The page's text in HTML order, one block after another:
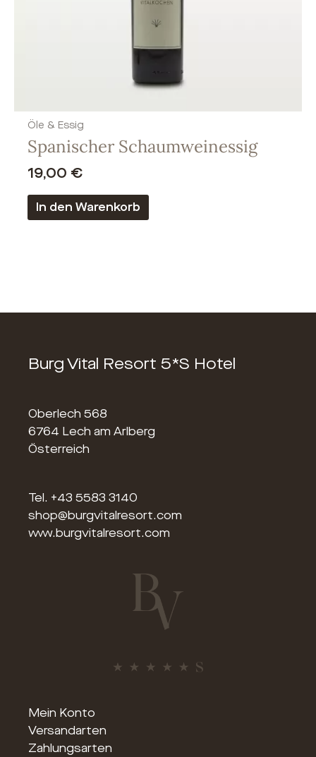
Öle & Essig
Spanischer Schaumweinessig
19,00 €
In den Warenkorb
Burg Vital Resort 5*S Hotel
Oberlech 568
6764 Lech am Arlberg
Österreich
Tel. +43 5583 3140
shop@burgvitalresort.com
www.burgvitalresort.com
Mein Konto
Versandarten
Zahlungsarten